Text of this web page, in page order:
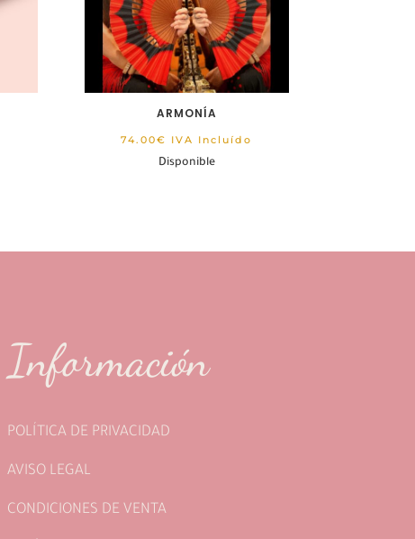
ARMONÍA
74.00€ IVA Incluído
Disponible
Información
POLÍTICA DE PRIVACIDAD
AVISO LEGAL
CONDICIONES DE VENTA